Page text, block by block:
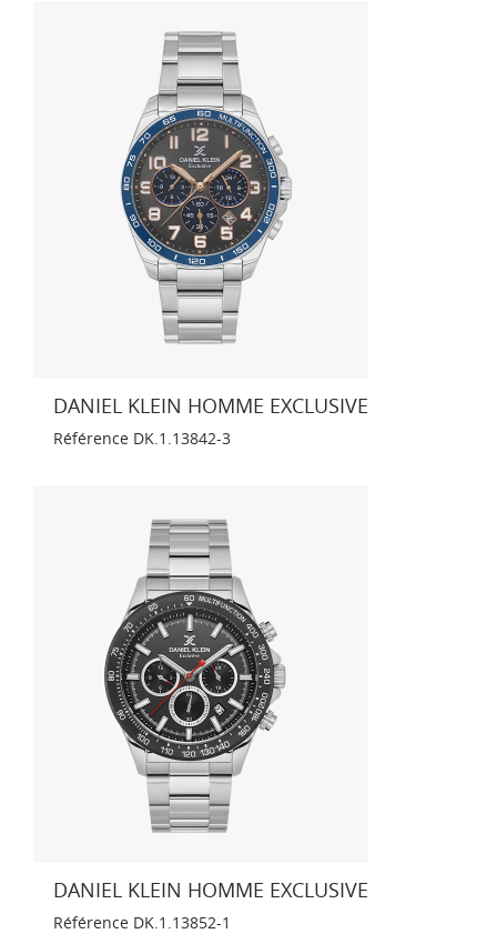
DANIEL KLEIN HOMME EXCLUSIVE
Référence DK.1.13842-3
DANIEL KLEIN HOMME EXCLUSIVE
Référence DK.1.13852-1